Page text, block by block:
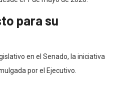
para su
en el Senado, la iniciativa
por el Ejecutivo.